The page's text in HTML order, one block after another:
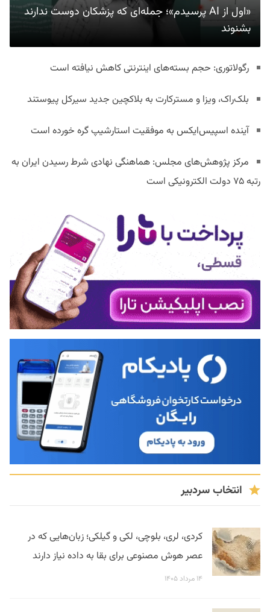
«اول از AI پرسیدم»؛ جمله‌ای که پزشکان دوست ندارند
بشنوند
رگولاتوری: حجم بسته‌های اینترنتی کاهش نیافته است
بلک‌راک، ویزا و مسترکارت به بلاکچین جدید سیرکل پیوستند
آینده اسپیس‌ایکس به موفقیت استارشیپ گره خورده است
مرکز پژوهش‌های مجلس: هماهنگی نهادی شرط رسیدن ایران به
رتبه ۷۵ دولت الکترونیکی است
انتخاب سردبیر
کردی، لری، بلوچی، لکی و گیلکی؛ زبان‌هایی که در
عصر هوش مصنوعی برای بقا به داده نیاز دارند
۱۴ مرداد ۱۴۰۵